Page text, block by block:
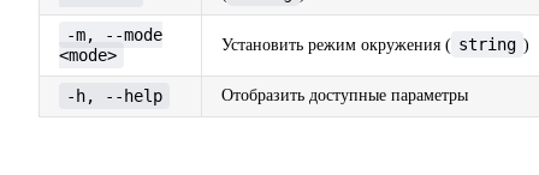
-m, --mode
<mode>
Установить режим окружения ( string )
-h, --help Отобразить доступные параметры